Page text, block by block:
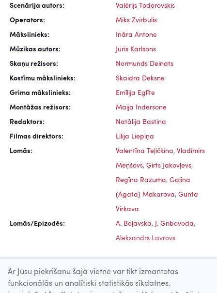
Scenārija autors: Valērijs Todorovskis
Operators: Miks Zvirbulis
Mākslinieks: Ināra Antone
Mūzikas autors: Juris Karlsons
Skaņu režisors: Normunds Deinats
Kostīmu mākslinieks: Skaidra Deksne
Grima mākslinieks: Emīlija Eglīte
Montāžas režisors: Maija Indersone
Redaktors: Natālija Bastina
Filmas direktors: Lilija Liepiņa
Lomās: Valentīna Teļičkina, Vladimirs
Meņšovs, Ģirts Jakovļevs,
Regīna Razuma, Gaļina
(Agata) Makarova, Gunta
Virkava
Lomās/Epizodēs: A. Beļavska, J. Gribovoda,
Aleksandrs Lavrovs
Ar Jūsu piekrišanu šajā vietnē var tikt izmantotas
funkcionālās un analītiski statistikās sīkdatnes.